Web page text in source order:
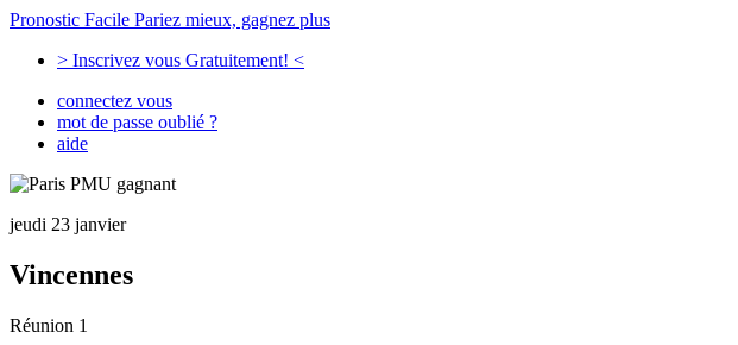
Pronostic Facile Pariez mieux, gagnez plus
> Inscrivez vous Gratuitement! <
connectez vous
mot de passe oublié ?
aide
jeudi 23 janvier
Vincennes
Réunion 1